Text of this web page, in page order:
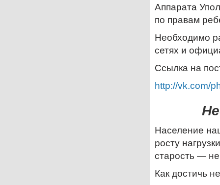
Аппарата
по правам
Необходимо
сетях и
Ссылка на
http://vk.com/
Население
росту
старость —
Как достичь